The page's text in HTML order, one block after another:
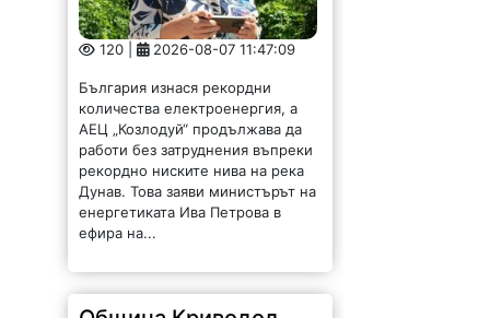
120 | 2026-08-07 11:47:09
България изнася рекордни
количества електроенергия, а
АЕЦ „Козлодуй“ продължава да
работи без затруднения въпреки
рекордно ниските нива на река
Дунав. Това заяви министърът на
енергетиката Ива Петрова в
ефира на...